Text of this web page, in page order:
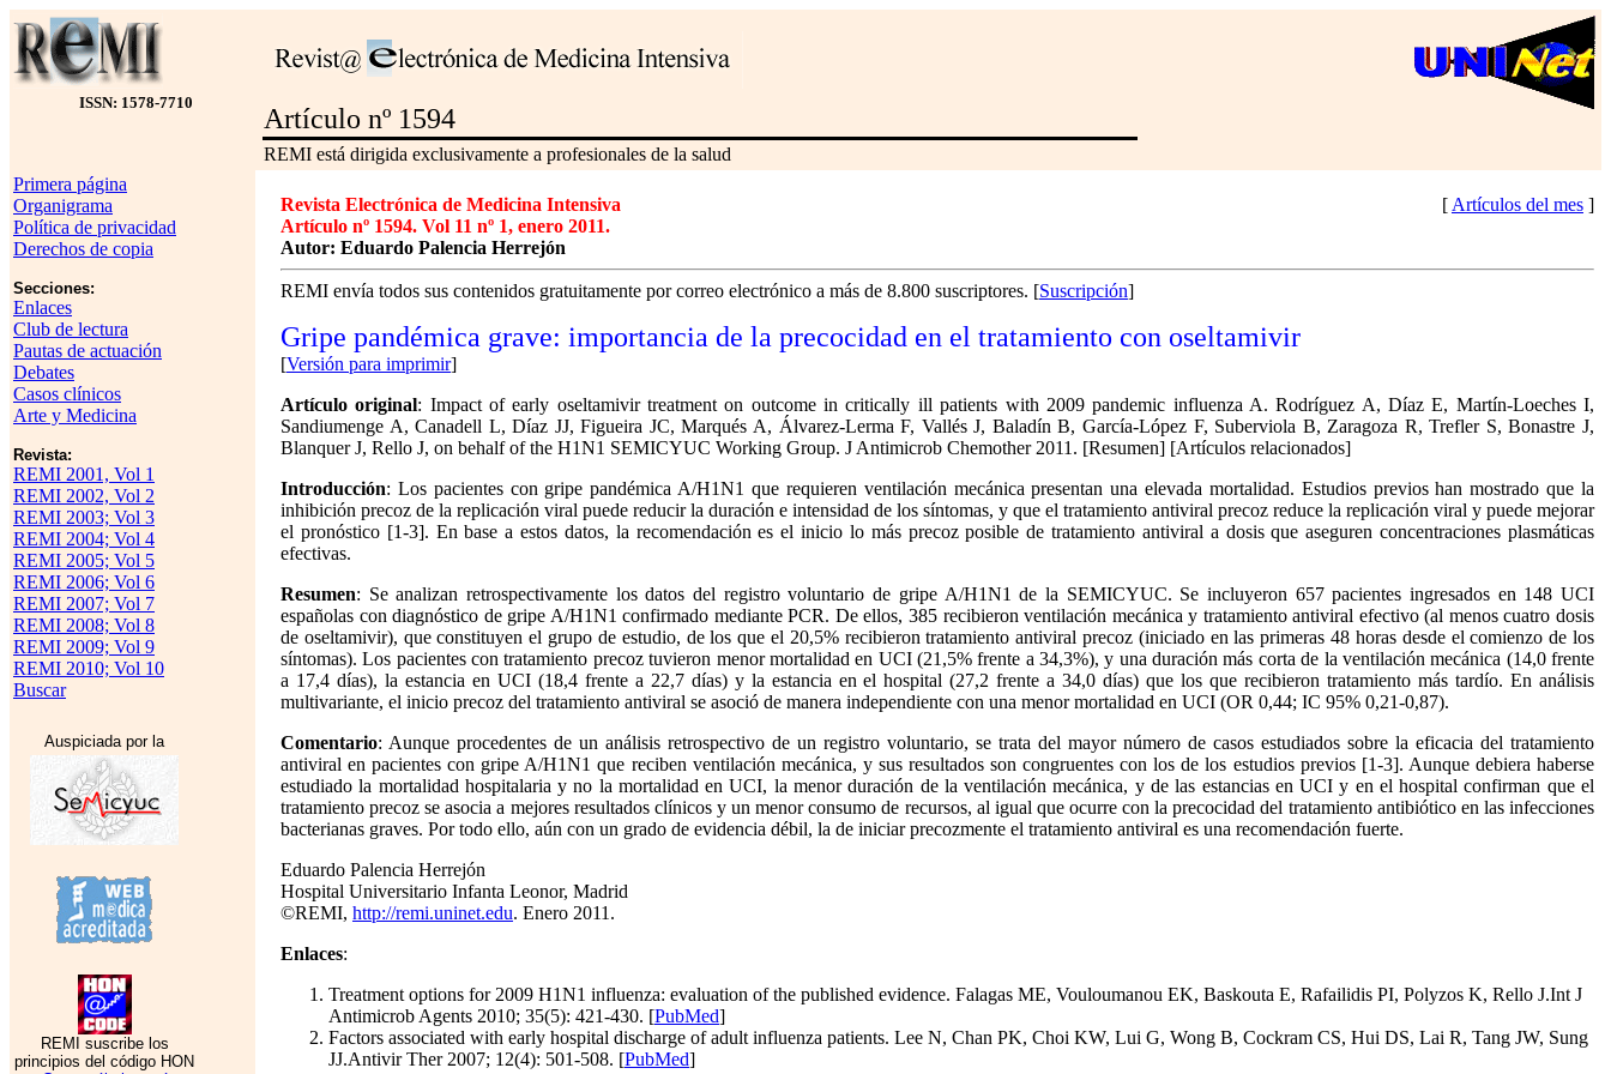
ISSN: 1578-7710
Artículo nº 1594
REMI está dirigida exclusivamente a profesionales de la salud
Primera página
Organigrama
Política de privacidad
Derechos de copia
Secciones:
Enlaces
Club de lectura
Pautas de actuación
Debates
Casos clínicos
Arte y Medicina
Revista:
REMI 2001, Vol 1
REMI 2002, Vol 2
REMI 2003; Vol 3
REMI 2004; Vol 4
REMI 2005; Vol 5
REMI 2006; Vol 6
REMI 2007; Vol 7
REMI 2008; Vol 8
REMI 2009; Vol 9
REMI 2010; Vol 10
Buscar
Auspiciada por la
REMI suscribe los
principios del código HON
Revista Electrónica de Medicina Intensiva
Artículo nº 1594. Vol 11 nº 1, enero 2011.
Autor: Eduardo Palencia Herrejón
[ Artículos del mes ]
REMI envía todos sus contenidos gratuitamente por correo electrónico a más de 8.800 suscriptores. [Suscripción]
Gripe pandémica grave: importancia de la precocidad en el tratamiento con oseltamivir
[Versión para imprimir]
Artículo original: Impact of early oseltamivir treatment on outcome in critically ill patients with 2009 pandemic influenza A. Rodríguez A, Díaz E, Martín-Loeches I,
Sandiumenge A, Canadell L, Díaz JJ, Figueira JC, Marqués A, Álvarez-Lerma F, Vallés J, Baladín B, García-López F, Suberviola B, Zaragoza R, Trefler S, Bonastre J,
Blanquer J, Rello J, on behalf of the H1N1 SEMICYUC Working Group. J Antimicrob Chemother 2011. [Resumen] [Artículos relacionados]
Introducción: Los pacientes con gripe pandémica A/H1N1 que requieren ventilación mecánica presentan una elevada mortalidad. Estudios previos han mostrado que la
inhibición precoz de la replicación viral puede reducir la duración e intensidad de los síntomas, y que el tratamiento antiviral precoz reduce la replicación viral y puede mejorar
el pronóstico [1-3]. En base a estos datos, la recomendación es el inicio lo más precoz posible de tratamiento antiviral a dosis que aseguren concentraciones plasmáticas
efectivas.
Resumen: Se analizan retrospectivamente los datos del registro voluntario de gripe A/H1N1 de la SEMICYUC. Se incluyeron 657 pacientes ingresados en 148 UCI
españolas con diagnóstico de gripe A/H1N1 confirmado mediante PCR. De ellos, 385 recibieron ventilación mecánica y tratamiento antiviral efectivo (al menos cuatro dosis
de oseltamivir), que constituyen el grupo de estudio, de los que el 20,5% recibieron tratamiento antiviral precoz (iniciado en las primeras 48 horas desde el comienzo de los
síntomas). Los pacientes con tratamiento precoz tuvieron menor mortalidad en UCI (21,5% frente a 34,3%), y una duración más corta de la ventilación mecánica (14,0 frente
a 17,4 días), la estancia en UCI (18,4 frente a 22,7 días) y la estancia en el hospital (27,2 frente a 34,0 días) que los que recibieron tratamiento más tardío. En análisis
multivariante, el inicio precoz del tratamiento antiviral se asoció de manera independiente con una menor mortalidad en UCI (OR 0,44; IC 95% 0,21-0,87).
Comentario: Aunque procedentes de un análisis retrospectivo de un registro voluntario, se trata del mayor número de casos estudiados sobre la eficacia del tratamiento
antiviral en pacientes con gripe A/H1N1 que reciben ventilación mecánica, y sus resultados son congruentes con los de los estudios previos [1-3]. Aunque debiera haberse
estudiado la mortalidad hospitalaria y no la mortalidad en UCI, la menor duración de la ventilación mecánica, y de las estancias en UCI y en el hospital confirman que el
tratamiento precoz se asocia a mejores resultados clínicos y un menor consumo de recursos, al igual que ocurre con la precocidad del tratamiento antibiótico en las infecciones
bacterianas graves. Por todo ello, aún con un grado de evidencia débil, la de iniciar precozmente el tratamiento antiviral es una recomendación fuerte.
Eduardo Palencia Herrejón
Hospital Universitario Infanta Leonor, Madrid
©REMI, http://remi.uninet.edu. Enero 2011.
Enlaces:
Treatment options for 2009 H1N1 influenza: evaluation of the published evidence. Falagas ME, Vouloumanou EK, Baskouta E, Rafailidis PI, Polyzos K, Rello J.Int J
Antimicrob Agents 2010; 35(5): 421-430. [PubMed]
Factors associated with early hospital discharge of adult influenza patients. Lee N, Chan PK, Choi KW, Lui G, Wong B, Cockram CS, Hui DS, Lai R, Tang JW, Sung
JJ.Antivir Ther 2007; 12(4): 501-508. [PubMed]